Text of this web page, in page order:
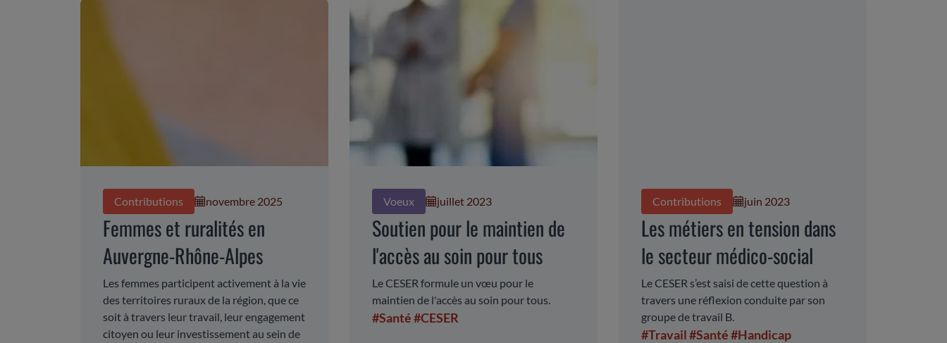
Contributions novembre 2025
Femmes et ruralités en
Auvergne-Rhône-Alpes
Les femmes participent activement à la vie
des territoires ruraux de la région, que ce
soit à travers leur travail, leur engagement
citoyen ou leur investissement au sein de
Voeux juillet 2023
Soutien pour le maintien de
l'accès au soin pour tous
Le CESER formule un vœu pour le
maintien de l'accès au soin pour tous.
#Santé#CESER
Contributions juin 2023
Les métiers en tension dans
le secteur médico-social
Le CESER s’est saisi de cette question à
travers une réflexion conduite par son
groupe de travail B.
#Travail#Santé#Handicap